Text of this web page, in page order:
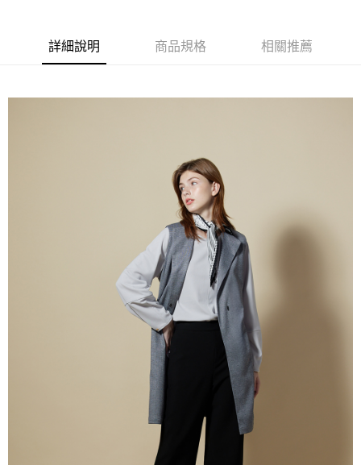
１．簡單：不需註冊會員、不需綁卡、不需儲值。
２．便利：只要手機號碼，簡訊認證，即可結帳。
３．安心：先確認商品／服務後，再付款。
【「AFTEE先享後付」結帳流程】
ATM／網路銀行／等多元方式進行付款，方視為交易完成。
※ 請注意：結帳手續完成當下不需立刻繳費，但若您需要取消訂單，請聯絡
購買商品的店家。未經商家同意取消之訂單仍視為有效，需透過AFTEE先享
※ 交易是否成功請以「AFTEE先享後付 」之結帳頁面顯示為準，若有關於
是否繳費成功／繳費後需取消欲退款等相關疑問，請聯繫「AFTEE先享後付
https://netprotections.freshdesk.com/support/home
１．透過由恩沛科技股份有限公司提供之「AFTEE先享後付」服務完成之交
易，需依本服務之必要範圍內提供個人資料，並將交易相關給付款項請求債
權轉讓予恩沛科技股份有限公司。
２．關於個人資料處理事宜，請瀏覽以下網址：
３．未成年的使用者請事先徵得法定代理人或監護人之同意方可使用
「AFTEE先享後付」，若未經同意申辦者引起之損失，本公司不負相關責
４．使用「AFTEE先享後付」時，將依據個別帳號之用戶狀況，依本公司即
時審查核予不同之上限額度；若仍有額度不足之情形，本公司將視審查結果
５．嚴禁一人註冊多個帳號或使用他人資訊註冊。若發現惡意使用之情形，
全家--滿2000元免運
每筆NT$60，滿NT$2,000(含以上)免運費
每筆NT$60，滿NT$2,000(含以上)免運費
每筆NT$60，滿NT$2,000(含以上)免運費
每筆NT$120，滿NT$2,000(含以上)免運費
詳細說明 商品規格 相關推薦